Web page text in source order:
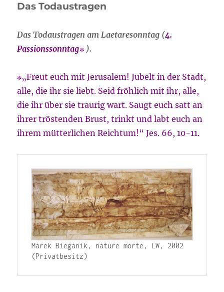
Das Todaustragen
Das Todaustragen am Laetaresonntag (4.
Passionssonntag∗ ).
∗„Freut euch mit Jerusalem! Jubelt in der Stadt,
alle, die ihr sie liebt. Seid fröhlich mit ihr, alle,
die ihr über sie traurig wart. Saugt euch satt an
ihrer tröstenden Brust, trinkt und labt euch an
ihrem mütterlichen Reichtum!“ Jes. 66, 10-11.
Marek Bieganik, nature morte, LW, 2002
(Privatbesitz)